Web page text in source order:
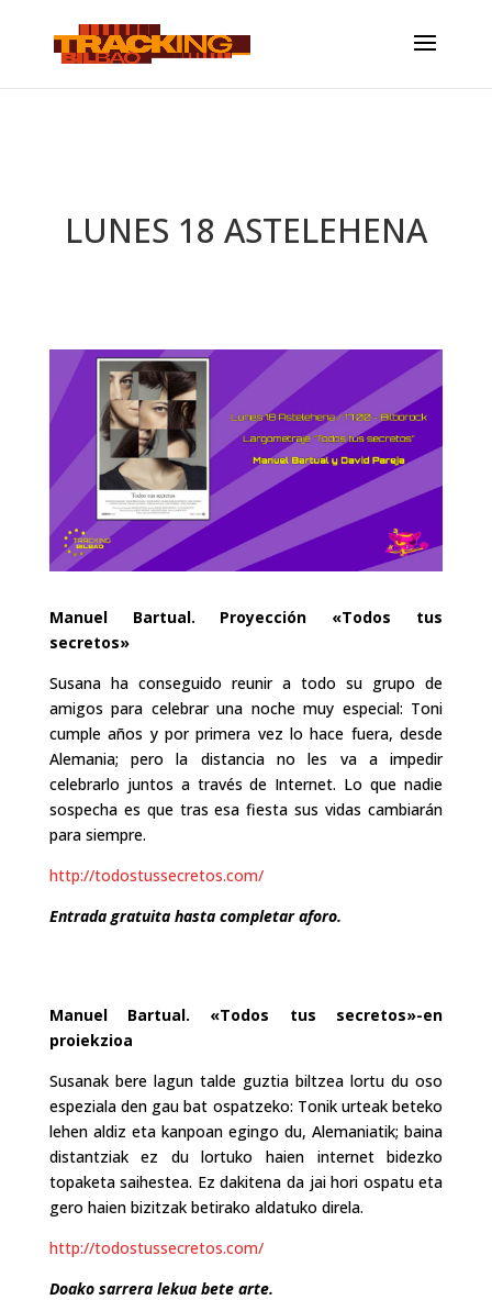
LUNES 18 ASTELEHENA
Manuel Bartual. Proyección «Todos tus
secretos»
Susana ha conseguido reunir a todo su grupo de
amigos para celebrar una noche muy especial: Toni
cumple años y por primera vez lo hace fuera, desde
Alemania; pero la distancia no les va a impedir
celebrarlo juntos a través de Internet. Lo que nadie
sospecha es que tras esa fiesta sus vidas cambiarán
para siempre.
http://todostussecretos.com/
Entrada gratuita hasta completar aforo.
Manuel Bartual. «Todos tus secretos»-en
proiekzioa
Susanak bere lagun talde guztia biltzea lortu du oso
espeziala den gau bat ospatzeko: Tonik urteak beteko
lehen aldiz eta kanpoan egingo du, Alemaniatik; baina
distantziak ez du lortuko haien internet bidezko
topaketa saihestea. Ez dakitena da jai hori ospatu eta
gero haien bizitzak betirako aldatuko direla.
http://todostussecretos.com/
Doako sarrera lekua bete arte.